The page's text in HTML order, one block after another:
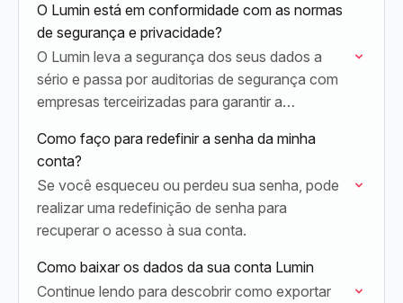
O Lumin está em conformidade com as normas
de segurança e privacidade?
O Lumin leva a segurança dos seus dados a
sério e passa por auditorias de segurança com
empresas terceirizadas para garantir a
Como faço para redefinir a senha da minha
conta?
Se você esqueceu ou perdeu sua senha, pode
realizar uma redefinição de senha para
recuperar o acesso à sua conta.
Como baixar os dados da sua conta Lumin
Continue lendo para descobrir como exportar